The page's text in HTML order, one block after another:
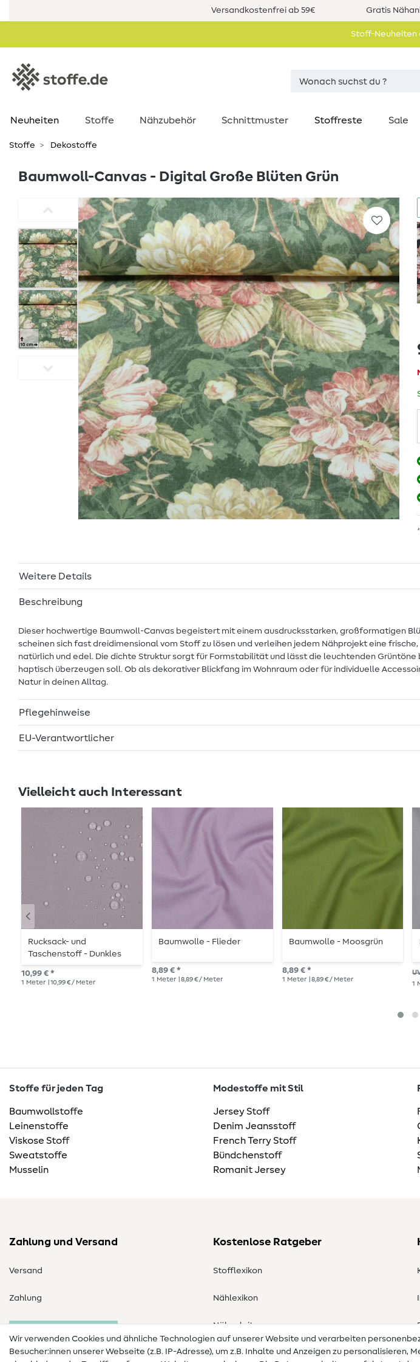
Versandkostenfrei ab 59€ Gratis
Stoff-Neuheiten
Neuheiten Stoffe Nähzubehör Schnittmuster Stoffreste Sale
Stoffe Dekostoffe
Baumwoll-Canvas - Digital Große Blüten Grün
Weitere Details
Beschreibung
Dieser hochwertige Baumwoll-Canvas begeistert mit einem ausdrucksstarken, großformatigen
scheinen sich fast dreidimensional vom Stoff zu lösen und verleihen jedem Nähprojekt eine
natürlich und edel. Die dichte Struktur sorgt für Formstabilität und lässt die leuchtenden
haptisch überzeugen soll. Ob als dekorativer Blickfang im Wohnraum oder für individuelle
Natur in deinen Alltag.
Pflegehinweise
EU-Verantwortlicher
Vielleicht auch Interessant
Rucksack- und
Taschenstoff - Dunkles
Puder
10,99 € *
1 Meter | 10,99 € / Meter
Baumwolle - Flieder
8,89 € *
1 Meter | 8,89 € / Meter
Baumwolle - Moosgrün
8,89 € *
1 Meter | 8,89 € / Meter
1
Stoffe für jeden Tag
Baumwollstoffe
Leinenstoffe
Viskose Stoff
Sweatstoffe
Musselin
Modestoffe mit Stil
Jersey Stoff
Denim Jeansstoff
French Terry Stoff
Bündchenstoff
Romanit Jersey
Zahlung und Versand
Versand
Zahlung
Kostenlose Ratgeber
Stofflexikon
Nählexikon
Nähanleitungen
Wir verwenden Cookies und ähnliche Technologien auf unserer Website und verarbeiten
Besucher:innen unserer Webseite (z.B. IP-Adresse), um z.B. Inhalte und Anzeigen zu personalisieren,